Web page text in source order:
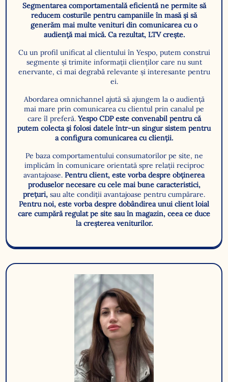
Segmentarea comportamentală eficientă ne permite să
reducem costurile pentru campaniile în masă și să
generăm mai multe venituri din comunicarea cu o
audiență mai mică. Ca rezultat, LTV crește.
Cu un profil unificat al clientului în Yespo, putem construi
segmente și trimite informații clienților care nu sunt
enervante, ci mai degrabă relevante și interesante pentru
ei.
Abordarea omnichannel ajută să ajungem la o audiență
mai mare prin comunicarea cu clientul prin canalul pe
care îl preferă. Yespo CDP este convenabil pentru că
putem colecta și folosi datele într-un singur sistem pentru
a configura comunicarea cu clienții.
Pe baza comportamentului consumatorilor pe site, ne
implicăm în comunicare orientată spre relații reciproc
avantajoase. Pentru client, este vorba despre obținerea
produselor necesare cu cele mai bune caracteristici,
prețuri, sau alte condiții avantajoase pentru cumpărare.
Pentru noi, este vorba despre dobândirea unui client loial
care cumpără regulat pe site sau în magazin, ceea ce duce
la creșterea veniturilor.